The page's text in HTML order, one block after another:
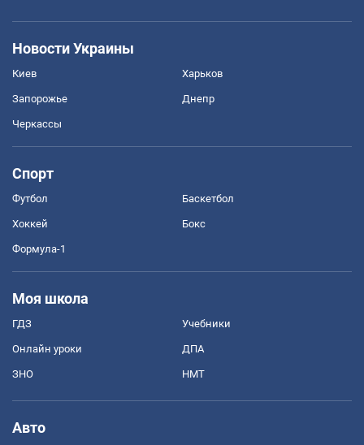
Новости Украины
Киев Харьков
Запорожье Днепр
Черкассы
Спорт
Футбол Баскетбол
Хоккей Бокс
Формула-1
Моя школа
ГДЗ Учебники
Онлайн уроки ДПА
ЗНО НМТ
Авто